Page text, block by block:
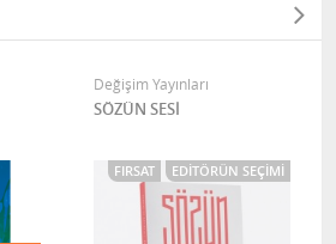
Değişim Yayınları
SÖZÜN SESİ
FIRSAT EDITÖRÜN SEÇIMI